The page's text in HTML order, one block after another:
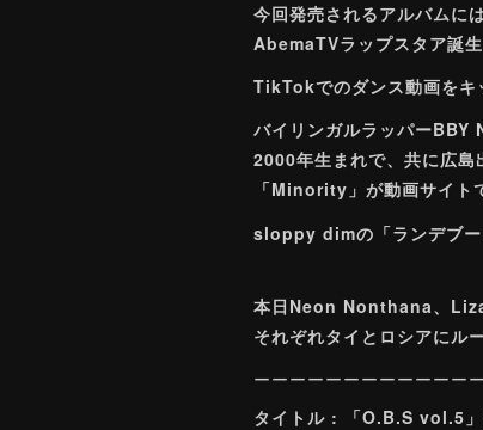
今回発売されるアルバムに
AbemaTVラップスタア誕
TikTokでのダンス動画をキ
バイリンガルラッパーBBY
2000年生まれで、共に広
「Minority」が動画サイト
sloppy dimの「ランデブー
本日Neon Nonthana、
それぞれタイとロシアにル
ーーーーーーーーーーーー
タイトル : 「O.B.S vol.5